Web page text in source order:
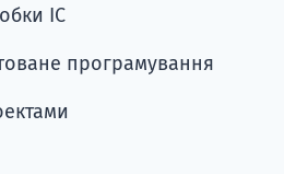
ІС
програмування